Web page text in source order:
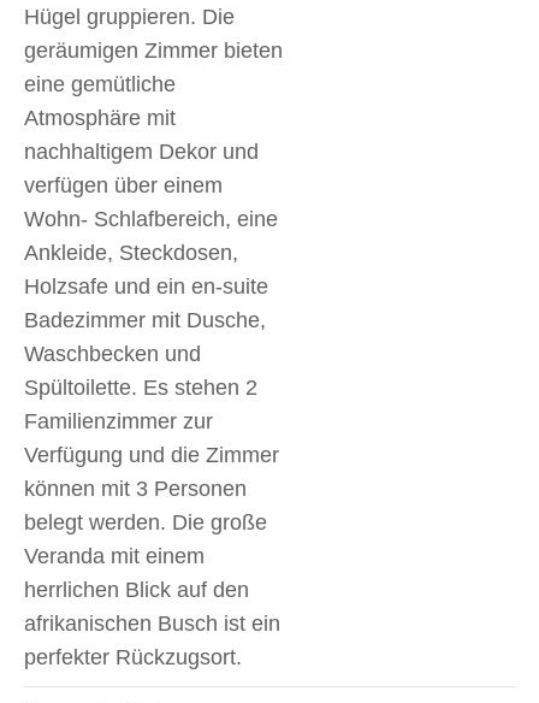
Hügel gruppieren. Die
geräumigen Zimmer bieten
eine gemütliche
Atmosphäre mit
nachhaltigem Dekor und
verfügen über einem
Wohn- Schlafbereich, eine
Ankleide, Steckdosen,
Holzsafe und ein en-suite
Badezimmer mit Dusche,
Waschbecken und
Spültoilette. Es stehen 2
Familienzimmer zur
Verfügung und die Zimmer
können mit 3 Personen
belegt werden. Die große
Veranda mit einem
herrlichen Blick auf den
afrikanischen Busch ist ein
perfekter Rückzugsort.